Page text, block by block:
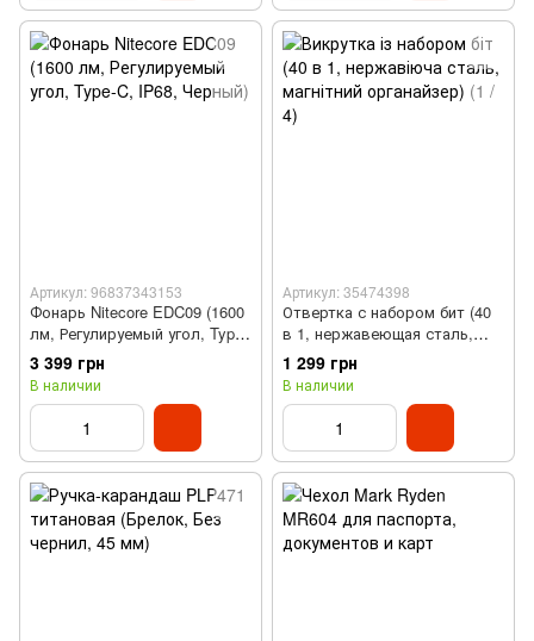
Артикул: 96837343153
Фонарь Nitecore EDC09 (1600
лм, Регулируемый угол, Type-
C, IP68, Черный)
3 399 грн
В наличии
Артикул: 35474398
Отвертка с набором бит (40
в 1, нержавеющая сталь,
магнитный органайзер)
1 299 грн
В наличии